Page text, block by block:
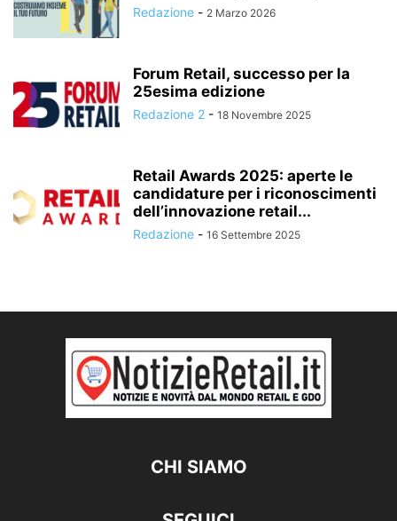
Redazione - 2 Marzo 2026
Forum Retail, successo per la
25esima edizione
Redazione 2 - 18 Novembre 2025
Retail Awards 2025: aperte le
candidature per i riconoscimenti
dell’innovazione retail...
Redazione - 16 Settembre 2025
CHI SIAMO